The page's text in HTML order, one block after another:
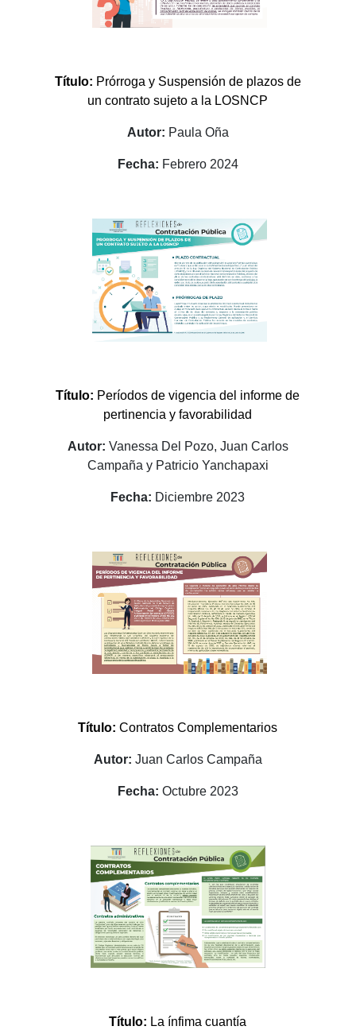
Título: Prórroga y Suspensión de plazos de
un contrato sujeto a la LOSNCP
Autor: Paula Oña
Fecha: Febrero 2024
Título: Períodos de vigencia del informe de
pertinencia y favorabilidad
Autor: Vanessa Del Pozo, Juan Carlos
Campaña y Patricio Yanchapaxi
Fecha: Diciembre 2023
Título:Contratos Complementarios
Autor: Juan Carlos Campaña
Fecha: Octubre 2023
Título: La ínfima cuantía